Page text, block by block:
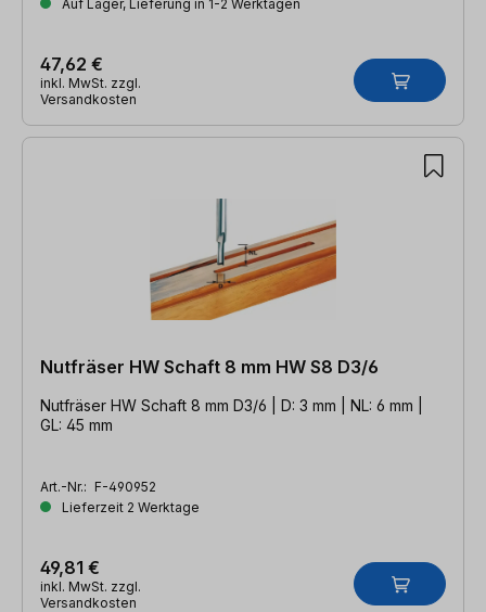
Auf Lager, Lieferung in 1-2 Werktagen
47,62 €
inkl. MwSt. zzgl.
Versandkosten
Nutfräser HW Schaft 8 mm HW S8 D3/6
Nutfräser HW Schaft 8 mm D3/6 | D: 3 mm | NL: 6 mm |
GL: 45 mm
Art.-Nr.: F-490952
Lieferzeit 2 Werktage
49,81 €
inkl. MwSt. zzgl.
Versandkosten